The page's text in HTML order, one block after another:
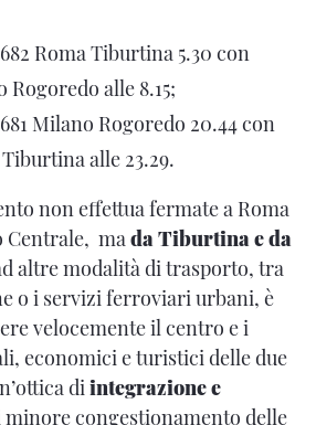
Roma Tiburtina 5.30 con
Rogoredo alle 8.15;
Milano Rogoredo 20.44 con
alle 23.29.
non effettua fermate a Roma
Centrale, mada Tiburtina e da
altre modalità di trasporto, tra
o i servizi ferroviari urbani, è
velocemente il centro e i
economici e turistici delle due
diintegrazione e
minore congestionamento delle